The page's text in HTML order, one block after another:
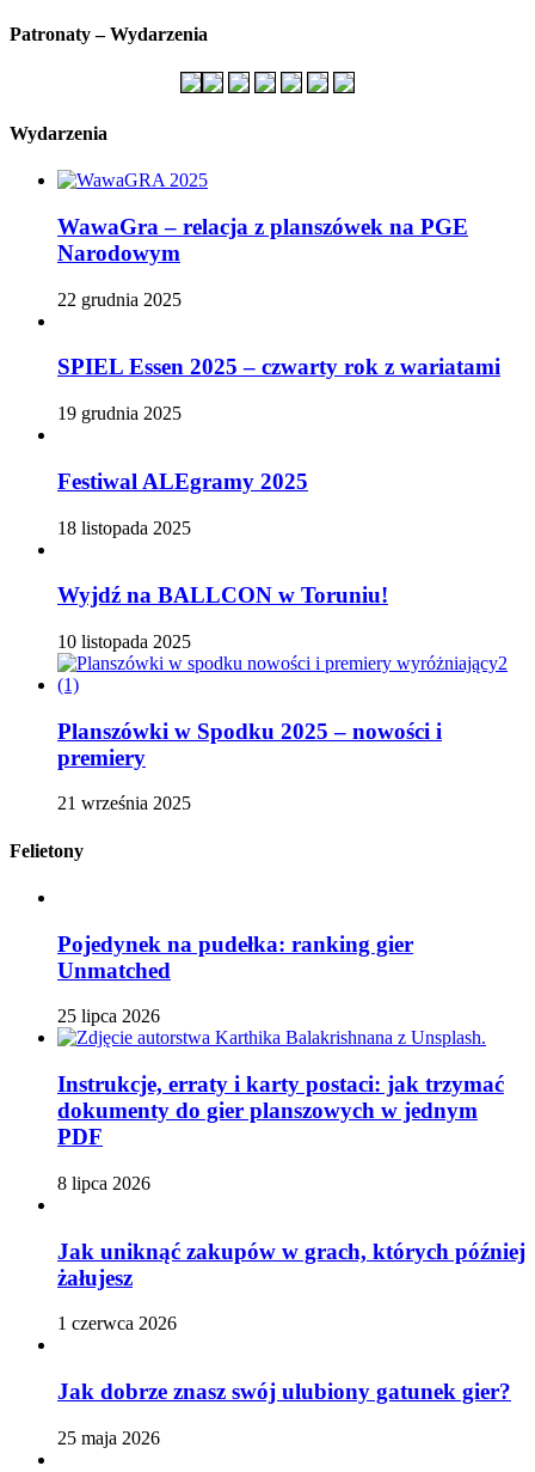
Patronaty – Wydarzenia
Wydarzenia
WawaGra – relacja z planszówek na PGE
Narodowym
22 grudnia 2025
SPIEL Essen 2025 – czwarty rok z wariatami
19 grudnia 2025
Festiwal ALEgramy 2025
18 listopada 2025
Wyjdź na BALLCON w Toruniu!
10 listopada 2025
Planszówki w Spodku 2025 – nowości i
premiery
21 września 2025
Felietony
Pojedynek na pudełka: ranking gier
Unmatched
25 lipca 2026
Instrukcje, erraty i karty postaci: jak trzymać
dokumenty do gier planszowych w jednym
PDF
8 lipca 2026
Jak uniknąć zakupów w grach, których później
żałujesz
1 czerwca 2026
Jak dobrze znasz swój ulubiony gatunek gier?
25 maja 2026